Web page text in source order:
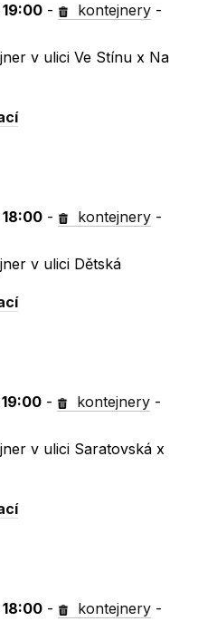
- kontejnery -
v ulici Ve Stínu x Na
- kontejnery -
v ulici Dětská
- kontejnery -
v ulici Saratovská x
- kontejnery -